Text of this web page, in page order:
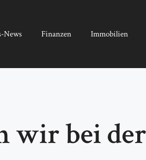
News Finanzen Immobilien
wir bei